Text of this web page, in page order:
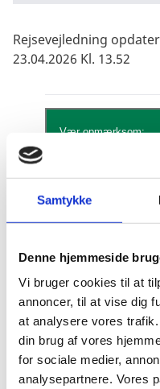
Samtykke
Denne hjemmeside
Vi bruger cookies til at
annoncer, til at vise dig
at analysere vores
din brug af vores
for sociale medier,
analysepartnere. Vores
Rejsevejledning
23.04.2026 Kl. 13.52
Vær opmærksom:
Brug din sunde
på mistænkelig
De fleste
under besøg i
fornuft og vær
adfærd, som du
Risiko for terror
Portugal har